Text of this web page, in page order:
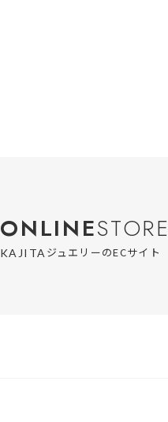
ONLINESTORE
KAJITA ジュエリーのECサイト